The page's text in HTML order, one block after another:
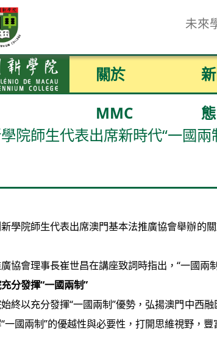
未來
關於
MMC
態
院師生代表出席新時代“一國
學院師生代表出席澳門基本法推廣協會舉辦的
協會理事長崔世昌在講座致詞時指出，“一國
分發揮“一國兩制”
終以充分發揮“一國兩制”優勢，弘揚澳門中西
一國兩制”的優越性與必要性，打開思維視野，